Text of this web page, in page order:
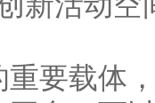
要载体